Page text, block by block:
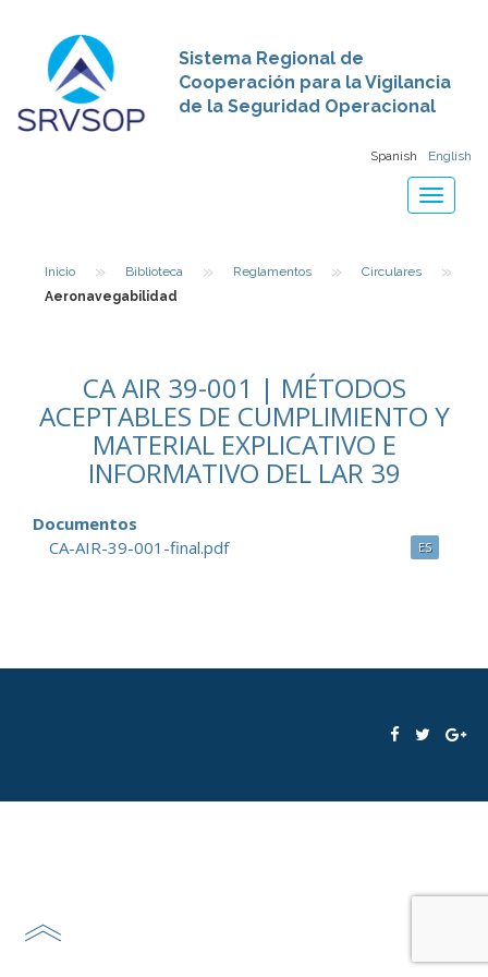
Sistema Regional de
Cooperación para la Vigilancia
de la Seguridad Operacional
Spanish English
Toggle
Inicio » Biblioteca » Reglamentos » Circulares »
Aeronavegabilidad
CA AIR 39-001 | MÉTODOS
ACEPTABLES DE CUMPLIMIENTO Y
MATERIAL EXPLICATIVO E
INFORMATIVO DEL LAR 39
Documentos
CA-AIR-39-001-final.pdf
ES